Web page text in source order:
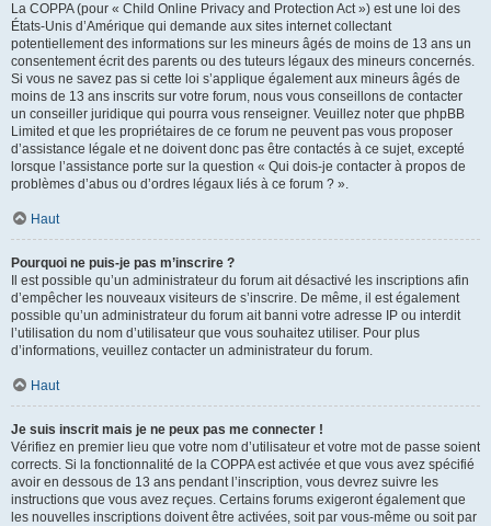
La COPPA (pour « Child Online Privacy and Protection Act ») est une loi des
États-Unis d’Amérique qui demande aux sites internet collectant
potentiellement des informations sur les mineurs âgés de moins de 13 ans un
consentement écrit des parents ou des tuteurs légaux des mineurs concernés.
Si vous ne savez pas si cette loi s’applique également aux mineurs âgés de
moins de 13 ans inscrits sur votre forum, nous vous conseillons de contacter
un conseiller juridique qui pourra vous renseigner. Veuillez noter que phpBB
Limited et que les propriétaires de ce forum ne peuvent pas vous proposer
d’assistance légale et ne doivent donc pas être contactés à ce sujet, excepté
lorsque l’assistance porte sur la question « Qui dois-je contacter à propos de
problèmes d’abus ou d’ordres légaux liés à ce forum ? ».
Haut
Pourquoi ne puis-je pas m’inscrire ?
Il est possible qu’un administrateur du forum ait désactivé les inscriptions afin
d’empêcher les nouveaux visiteurs de s’inscrire. De même, il est également
possible qu’un administrateur du forum ait banni votre adresse IP ou interdit
l’utilisation du nom d’utilisateur que vous souhaitez utiliser. Pour plus
d’informations, veuillez contacter un administrateur du forum.
Haut
Je suis inscrit mais je ne peux pas me connecter !
Vérifiez en premier lieu que votre nom d’utilisateur et votre mot de passe soient
corrects. Si la fonctionnalité de la COPPA est activée et que vous avez spécifié
avoir en dessous de 13 ans pendant l’inscription, vous devrez suivre les
instructions que vous avez reçues. Certains forums exigeront également que
les nouvelles inscriptions doivent être activées, soit par vous-même ou soit par